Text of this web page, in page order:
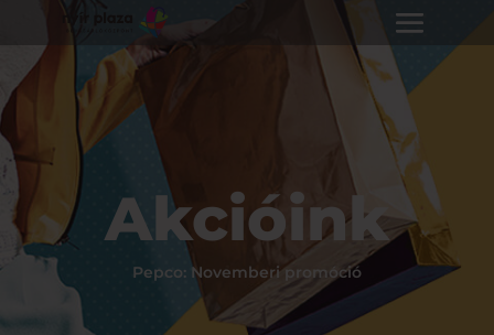
Akcióink
Pepco: Novemberi promóció